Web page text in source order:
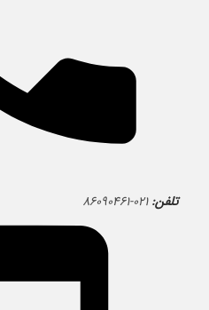
تلفن: ۰۲۱-۸۶۰۹۰۴۶۱